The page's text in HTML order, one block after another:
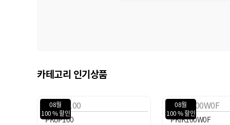
카테고리 인기상품
08월
100 % 할인
PKlK100W0F
08월
100 % 할인
PKoP100